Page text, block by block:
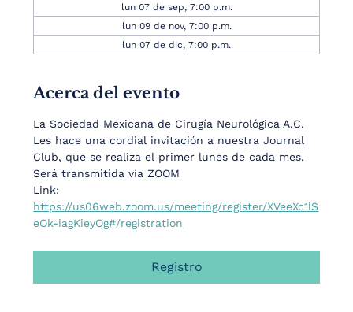
lun 07 de sep, 7:00 p.m.
lun 09 de nov, 7:00 p.m.
lun 07 de dic, 7:00 p.m.
Acerca del evento
La Sociedad Mexicana de Cirugía Neurológica A.C.
Les hace una cordial invitación a nuestra Journal
Club, que se realiza el primer lunes de cada mes.
Será transmitida vía ZOOM
Link:
https://us06web.zoom.us/meeting/register/XVeeXc1lS
eOk-iagKieyOg#/registration
Registro